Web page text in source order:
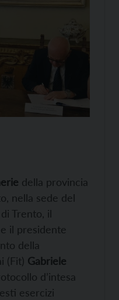
della provincia
nella sede del
Trento, il
e il presidente
della
(Fit) Gabriele
d’intesa
esercizi